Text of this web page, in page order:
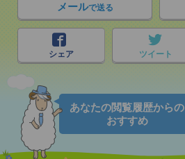
メールで送る
シェア ツイート
あなたの閲覧履歴からの
おすすめ